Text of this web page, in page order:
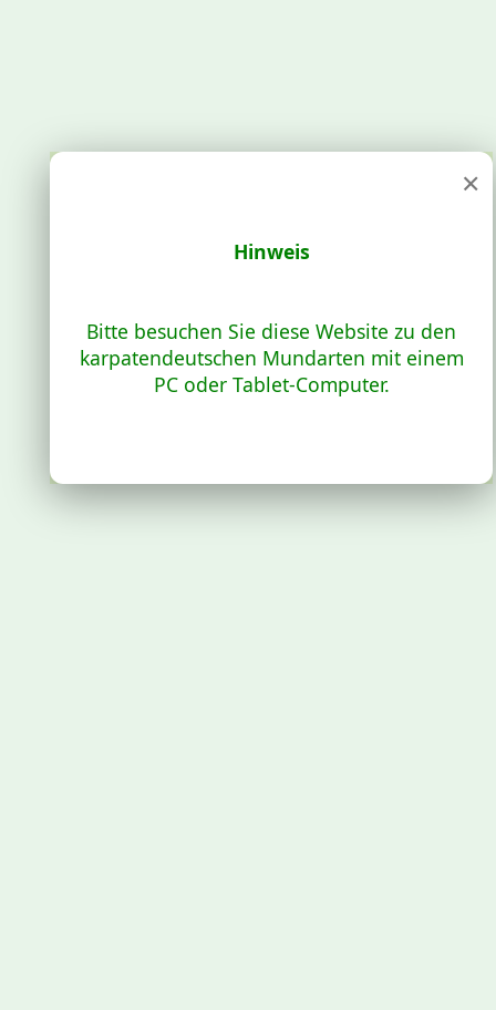
×
Hinweis
Bitte besuchen Sie diese Website zu den
karpatendeutschen Mundarten mit einem
PC oder Tablet-Computer.